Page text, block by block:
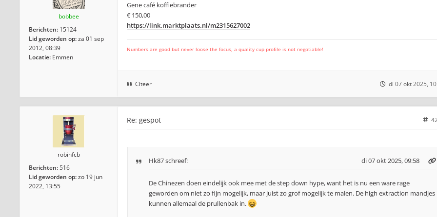
bobbee
Berichten: 15124
Lid geworden op:za 01 sep
2012, 08:39
Locatie: Emmen
Gene café koffiebrander
€ 150,00
https://link.marktplaats.nl/m2315627002
Numbers are good but never loose the focus, a quality cup profile is not negotiable!
Citeer di 07 okt 2025,
robinfcb
Berichten:516
Lid geworden op:zo 19 jun
2022, 13:55
Re: gespot
Hk87schreef: di 07 okt 2025, 09:58
De Chinezen doen eindelijk ook mee met de step down hype, want het is nu een ware rage
geworden om niet zo fijn mogelijk, maar juist zo grof mogelijk te malen. De high extraction mandjes
kunnen allemaal de prullenbak in.